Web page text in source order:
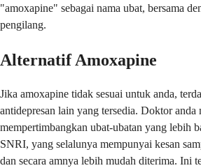
"amoxapine" sebagai nama ubat, bersama
pengilang.
Alternatif Amoxapine
Jika amoxapine tidak sesuai untuk anda,
antidepresan lain yang tersedia. Doktor anda
mempertimbangkan ubat-ubatan yang lebih
SNRI, yang selalunya mempunyai kesan
dan secara amnya lebih mudah diterima. Ini